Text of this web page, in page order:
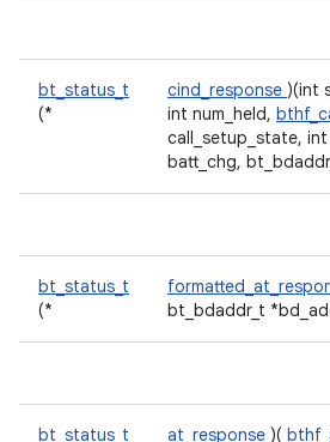
bt_status_t
(*
cind_response )(int
int num_held,
call_setup_state,
batt_chg,
bt_status_t
(*
bt_bdaddr_t
bt_status_t at_response )(